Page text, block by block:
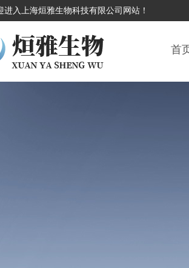
进入上海烜雅生物科技有限公司网站！
首